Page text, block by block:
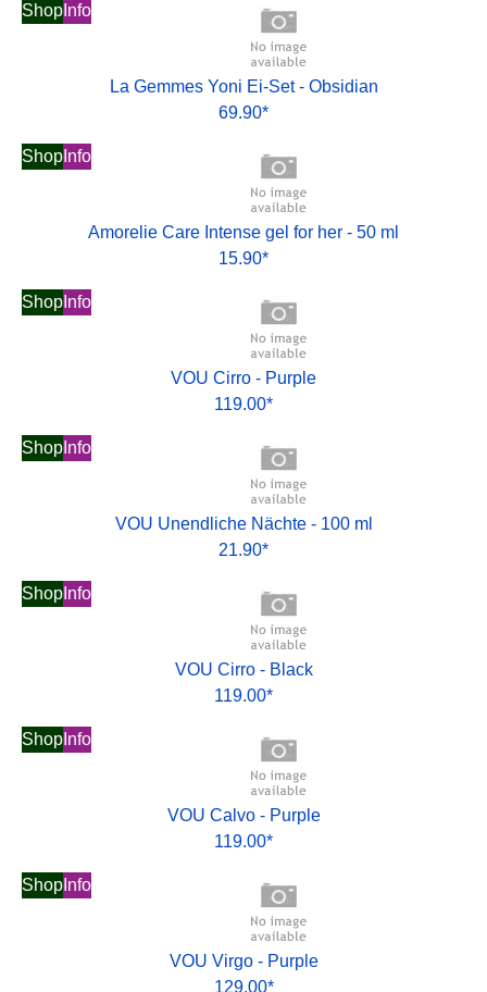
Shop Info
La Gemmes Yoni Ei-Set - Obsidian
69.90*
Shop Info
Amorelie Care Intense gel for her - 50 ml
15.90*
Shop Info
VOU Cirro - Purple
119.00*
Shop Info
VOU Unendliche Nächte - 100 ml
21.90*
Shop Info
VOU Cirro - Black
119.00*
Shop Info
VOU Calvo - Purple
119.00*
Shop Info
VOU Virgo - Purple
129.00*